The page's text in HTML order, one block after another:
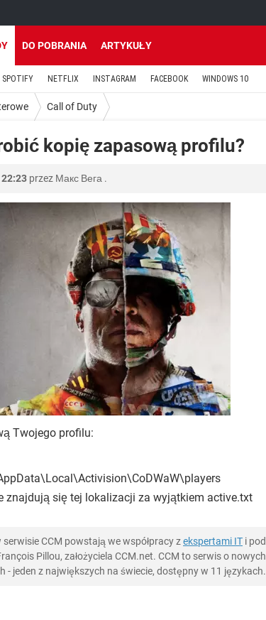
DO POBRANIA ARTYKUŁY
SPOTIFY NETFLIX INSTAGRAM FACEBOOK WINDOWS 10
Call of Duty
kopię zapasową profilu?
22:23 przez Макс Вега .
Twojego profilu:
znajdują się tej lokalizacji za wyjątkiem active.txt
CCM powstają we współpracy zekspertami IT i pod
Pillou, założyciela CCM.net. CCM to serwis o nowych
- jeden z największych na świecie, dostępny w 11 językach.